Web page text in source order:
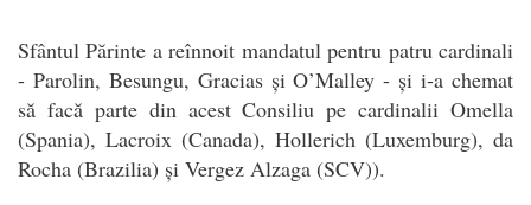
Sfântul Părinte a reînnoit mandatul pentru patru cardinali
- Parolin, Besungu, Gracias și O’Malley - și i-a chemat
să facă parte din acest Consiliu pe cardinalii Omella
(Spania), Lacroix (Canada), Hollerich (Luxemburg), da
Rocha (Brazilia) și Vergez Alzaga (SCV)).